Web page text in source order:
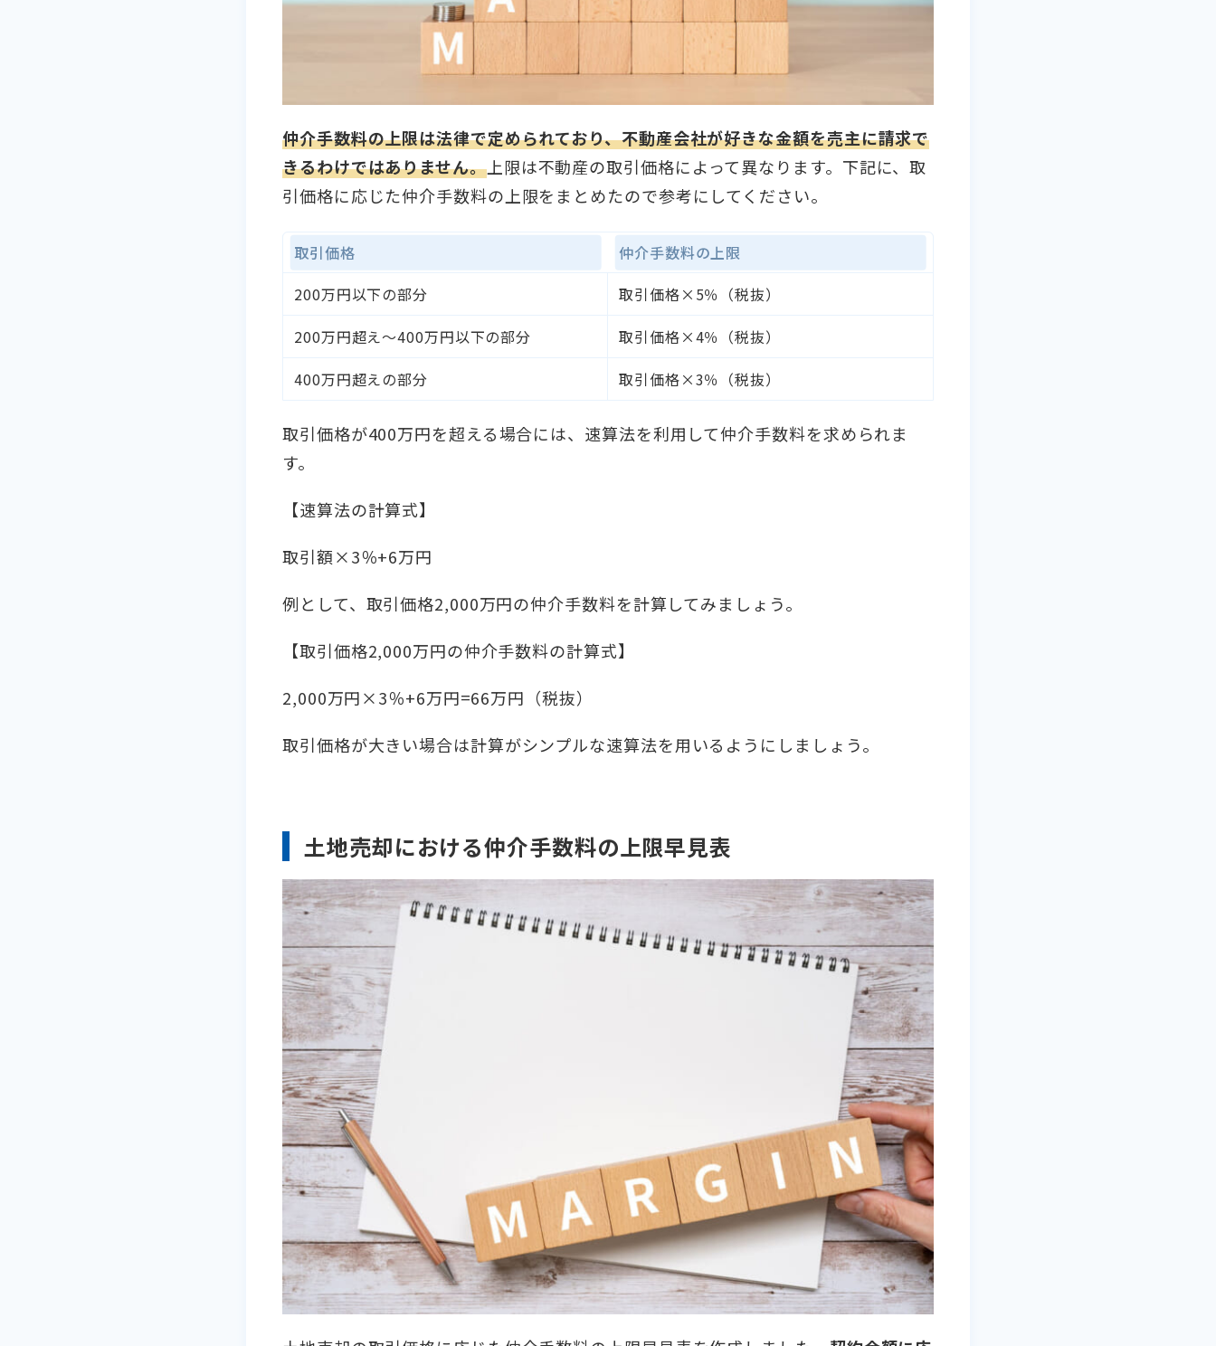
仲介手数料の上限は法律で定められており、不動産会社が好きな金額を売主に請求で
きるわけではありません。上限は不動産の取引価格によって異なります。下記に、取
引価格に応じた仲介手数料の上限をまとめたので参考にしてください。
取引価格
仲介手数料の上限
200万円以下の部分
取引価格×5％（税抜）
200万円超え～400万円以下の部分
取引価格×4％（税抜）
400万円超えの部分
取引価格×3％（税抜）
取引価格が400万円を超える場合には、速算法を利用して仲介手数料を求められま
す。
【速算法の計算式】
取引額×3％+6万円
例として、取引価格2,000万円の仲介手数料を計算してみましょう。
【取引価格2,000万円の仲介手数料の計算式】
2,000万円×3％+6万円=66万円（税抜）
取引価格が大きい場合は計算がシンプルな速算法を用いるようにしましょう。
土地売却における仲介手数料の上限早見表